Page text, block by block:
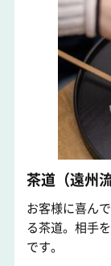
茶道（遠州
お客様に喜ん
る茶道。相手
です。